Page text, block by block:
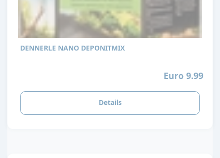
DENNERLE NANO DEPONITMIX
Euro 9.99
Details